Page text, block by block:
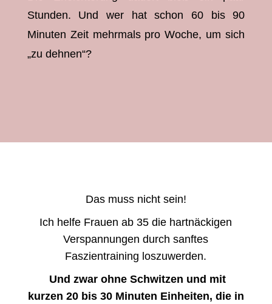
Stunden. Und wer hat schon 60 bis 90
Minuten Zeit mehrmals pro Woche, um sich
„zu dehnen“?
Das muss nicht sein!
Ich helfe Frauen ab 35 die hartnäckigen
Verspannungen durch sanftes
Faszientraining loszuwerden.
Und zwar ohne Schwitzen und mit
kurzen 20 bis 30 Minuten Einheiten, die in